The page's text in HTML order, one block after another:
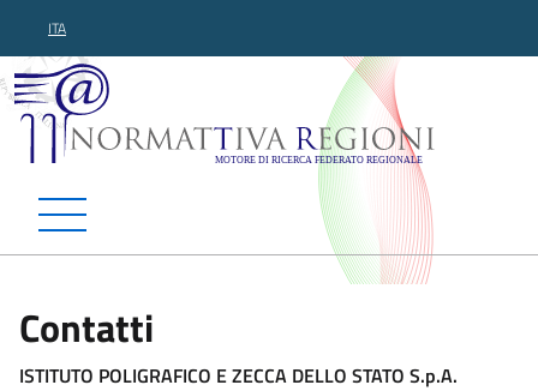
ITA
Normattiva Regioni -
Contatti
ISTITUTO POLIGRAFICO E ZECCA DELLO STATO S.p.A.